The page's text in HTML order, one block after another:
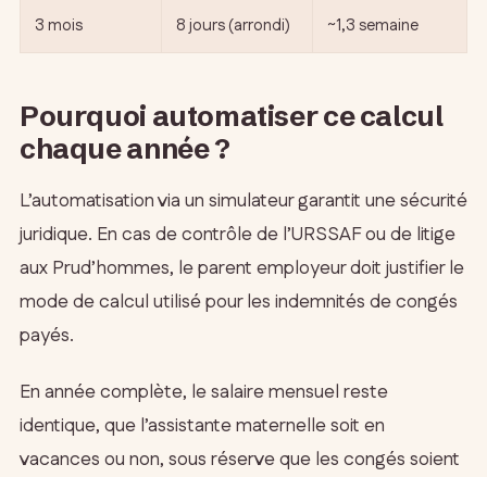
3 mois 8 jours (arrondi) ~1,3 semaine
Pourquoi automatiser ce calcul
chaque année ?
L’automatisation via un simulateur garantit une sécurité
juridique. En cas de contrôle de l’URSSAF ou de litige
aux Prud’hommes, le parent employeur doit justifier le
mode de calcul utilisé pour les indemnités de congés
payés.
En année complète, le salaire mensuel reste
identique, que l’assistante maternelle soit en
vacances ou non, sous réserve que les congés soient